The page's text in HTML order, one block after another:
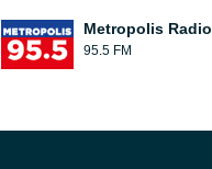
Metropolis Radio
95.5 FM